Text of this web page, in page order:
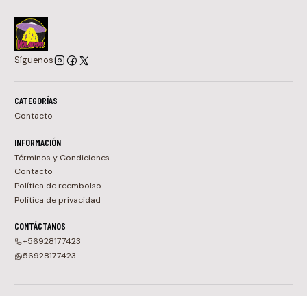
Síguenos
CATEGORÍAS
Contacto
INFORMACIÓN
Términos y Condiciones
Contacto
Política de reembolso
Política de privacidad
CONTÁCTANOS
+56928177423
56928177423